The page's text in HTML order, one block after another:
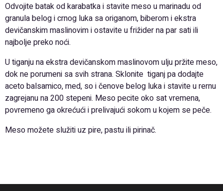
Odvojite batak od karabatka i stavite meso u marinadu od
granula belog i crnog luka sa origanom, biberom i ekstra
devičanskim maslinovim i ostavite u frižider na par sati ili
najbolje preko noći.
U tiganju na ekstra devičanskom maslinovom ulju pržite meso,
dok ne porumeni sa svih strana. Sklonite tiganj pa dodajte
aceto balsamico, med, so i čenove belog luka i stavite u rernu
zagrejanu na 200 stepeni. Meso pecite oko sat vremena,
povremeno ga okrećući i prelivajući sokom u kojem se peče.
Meso možete služiti uz pire, pastu ili pirinač.